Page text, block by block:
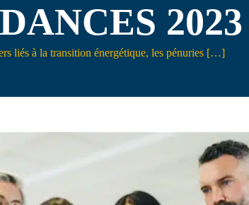
2023
liés à la transition énergétique, les pénuries […]